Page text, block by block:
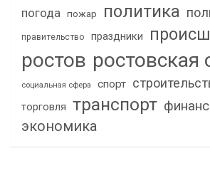
погода пожар политика
правительство праздники
ростов ростовская
социальная сфера спорт
торговля транспорт
экономика